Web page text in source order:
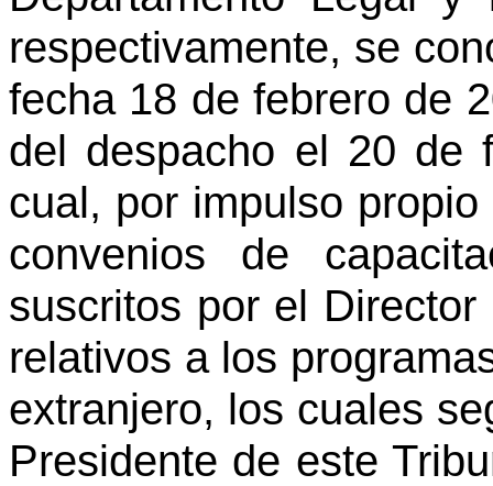
respectivamente, se
fecha 18 de febrero de
del despacho el 20 de
cual, por impulso
convenios de
suscritos por el
relativos a los
extranjero, los cuales
Presidente de este